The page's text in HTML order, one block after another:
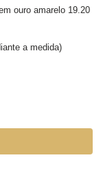
ouro amarelo 19.20
a medida)